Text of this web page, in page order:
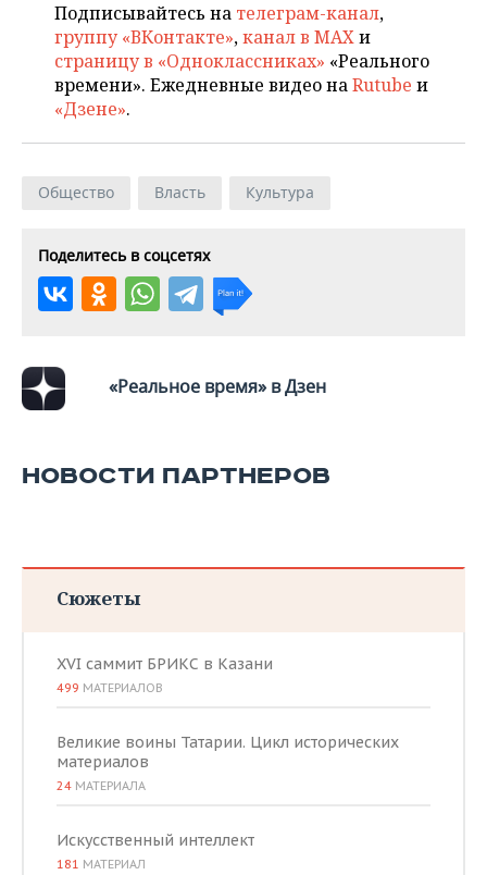
Подписывайтесь на телеграм-канал,
группу «ВКонтакте»,канал в MAXи
страницу в «Одноклассниках» «Реального
времени». Ежедневные видео наRutube и
«Дзене».
Общество Власть Культура
Поделитесь в соцсетях
«Реальное время» в Дзен
НОВОСТИ ПАРТНЕРОВ
Сюжеты
XVI саммит БРИКС в Казани
499 МАТЕРИАЛОВ
Великие воины Татарии. Цикл исторических
материалов
24 МАТЕРИАЛА
Искусственный интеллект
181 МАТЕРИАЛ